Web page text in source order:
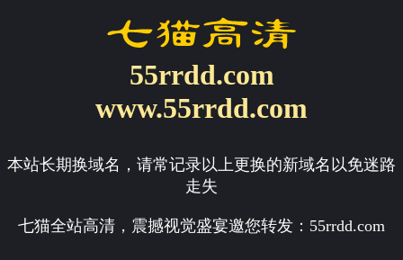
55rrdd.com
www.55rrdd.com
本站长期换域名，请常记录以上更换的新域名以免迷路
走失
七猫全站高清，震撼视觉盛宴邀您转发： 55rrdd.com